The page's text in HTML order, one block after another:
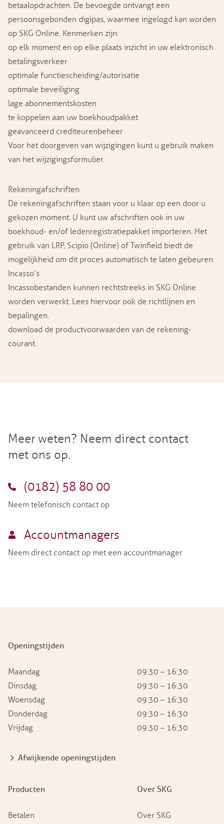
betaalopdrachten. De bevoegde ontvangt een
persoonsgebonden digipas, waarmee ingelogd kan worden
op SKG Online. Kenmerken zijn:
op elk moment en op elke plaats inzicht in uw elektronisch
betalingsverkeer
optimale functiescheiding/autorisatie
optimale beveiliging
lage abonnementskosten
te koppelen aan uw boekhoudpakket
geavanceerd crediteurenbeheer
Voor het doorgeven van wijzigingen kunt u gebruik maken
van het wijzigingsformulier.
Rekeningafschriften
De rekeningafschriften staan voor u klaar op een door u
gekozen moment. U kunt uw afschriften ook in uw
boekhoud- en/of ledenregistratiepakket importeren. Het
gebruik van LRP, Scipio (Online) of Twinfield biedt de
mogelijkheid om dit proces automatisch te laten gebeuren.
Incasso’s
Incassobestanden kunnen rechtstreeks in SKG Online
worden verwerkt. Lees hiervoor ook de richtlijnen en
bepalingen.
download de productvoorwaarden van de rekening-
courant.
Meer weten? Neem direct contact
met ons op.
(0182) 58 80 00
Neem telefonisch contact op
Accountmanagers
Neem direct contact op met een accountmanager
Producten
Betalen
Over SKG
Over SKG
Openingstijden
Maandag
09:30 – 16:30
Dinsdag
09:30 – 16:30
Woensdag
09:30 – 16:30
Donderdag
09:30 – 16:30
Vrijdag
09:30 – 16:30
Afwijkende openingstijden